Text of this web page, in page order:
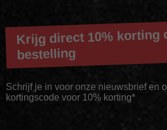
Krijg direct 10% korting
bestelling
Schrijf je in voor onze nieuwsbrief en
kortingscode voor 10% korting*